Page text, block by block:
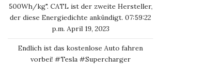
500Wh/kg". CATL ist der zweite Hersteller,
der diese Energiedichte ankündigt. 07:59:22
p.m. April 19, 2023
Endlich ist das kostenlose Auto fahren
vorbei! #Tesla #Supercharger